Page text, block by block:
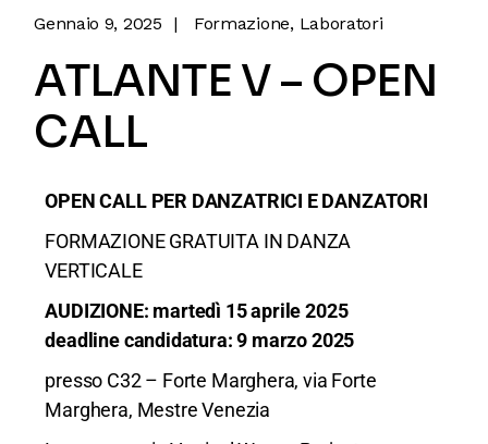
Gennaio 9, 2025 Formazione Laboratori
ATLANTE V – OPEN
CALL
OPEN CALL PER DANZATRICI E DANZATORI
FORMAZIONE GRATUITA IN DANZA
VERTICALE
AUDIZIONE: martedì 15 aprile 2025
deadline candidatura: 9 marzo 2025
presso C32 – Forte Marghera, via Forte
Marghera, Mestre Venezia